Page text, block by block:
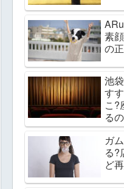
素
の
池
す
こ?
る
ガ
る?
ど